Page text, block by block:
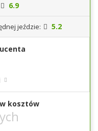
kosztów
6.9
jeździe: 5.2